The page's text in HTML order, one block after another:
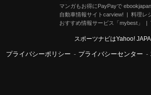
マンガもお得にPayPayで ebookjapan
自動車情報サイトcarview!
料理レ
おすすめ情報サービス「mybest」
スポーツナビはYahoo!
プライバシーポリシー - プライバシーセンター -